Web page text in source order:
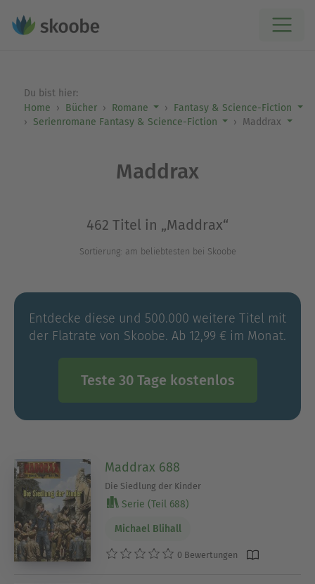
Du bist hier:
Home
Bücher Romane
Fantasy & Science-Fiction
Serienromane Fantasy & Science-Fiction
Maddrax
Maddrax
462 Titel in „Maddrax“
Sortierung: am beliebtesten bei Skoobe
Entdecke diese und 500.000 weitere Titel mit
der Flatrate von Skoobe. Ab 12,99 € im Monat.
Teste 30 Tage kostenlos
Maddrax 688
Die Siedlung der Kinder
Serie (Teil 688)
Michael Blihall
0 Bewertungen